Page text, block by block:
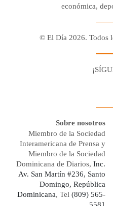
económica,
© El Día 2026. Todos
Sobre nosotros
Miembro de la Sociedad
Interamericana de Prensa y
Miembro de la Sociedad
Dominicana de Diarios, Inc.
Av. San Martín #236, Santo
Domingo, República
Dominicana, Tel (809) 565-